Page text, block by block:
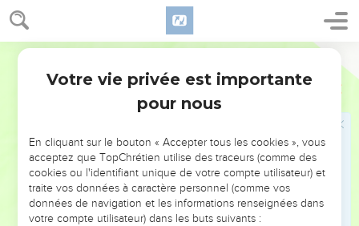
Galates 5
royaume de Dieu.
22 Car l’Esprit de Dieu produit bien autre chose. Le fruit de
caractère, l’amabilité, la serviabilité, la bonté, la générosité,
la fidélité, la confiance dans les autres,
s’adapter, la tempérance, la chasteté, la maîtrise de soi.
Aucune loi n’interdit cela, et contre ceux qui vivent ainsi,
elle n’a pas même besoin d’intervenir.
Or, ceux qui appartiennent à Jésus-Christ ont cloué à la
Votre vie privée est importante
pour nous
En cliquant sur le bouton « Accepter tous les cookies », vous
acceptez que TopChrétien utilise des traceurs (comme des
cookies ou l'identifiant unique de votre compte utilisateur) et
traite vos données à caractère personnel (comme vos
données de navigation et les informations renseignées dans
votre compte utilisateur) dans les buts suivants :